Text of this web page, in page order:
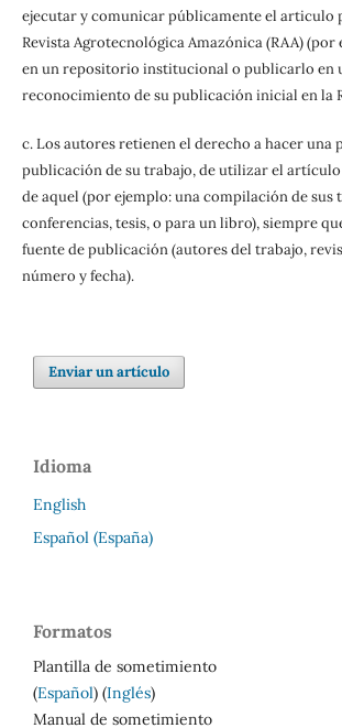
ejecutar y comunicar públicamente el articulo
Revista Agrotecnológica Amazónica (RAA)
en un repositorio institucional o publicarlo en
reconocimiento de su publicación inicial en la
c. Los autores retienen el derecho a hacer una
publicación de su trabajo, de utilizar el
de aquel (por ejemplo: una compilación de sus
conferencias, tesis, o para un libro), siempre
fuente de publicación (autores del trabajo,
número y fecha).
Enviar un artículo
Idioma
English
Español (España)
Formatos
Plantilla de sometimiento
(Español) (Inglés)
Manual de sometimiento